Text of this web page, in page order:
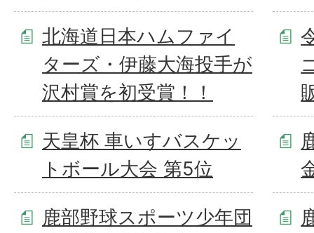
北海道日本ハムファイ
ターズ・伊藤大海投手が
沢村賞を初受賞！！
天皇杯 車いすバスケッ
トボール大会 第5位
鹿部野球スポーツ少年団